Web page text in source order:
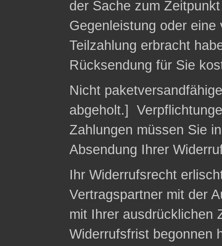
der Sache zum
Gegenleistung oder
Teilzahlung erbracht
Rücksendung für Sie
Nicht
abgeholt.]
Zahlungen müssen Sie
Absendung Ihrer
Ihr Widerrufsrecht
Vertragspartner mit der
mit Ihrer ausdrücklichen
Widerrufsfrist begonnen